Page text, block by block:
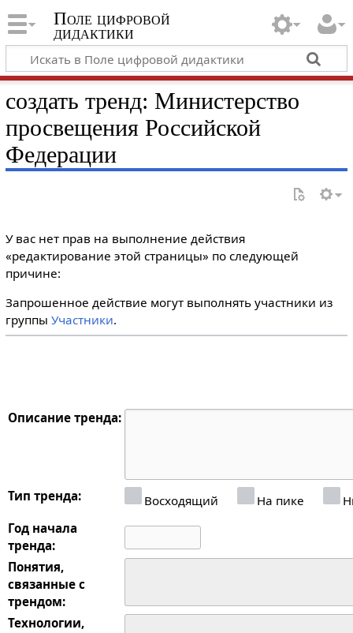
Поле цифровой
дидактики
создать тренд: Министерство
просвещения Российской
Федерации
У вас нет прав на выполнение действия
«редактирование этой страницы» по следующей
причине:
Запрошенное действие могут выполнять участники из
группы Участники.
Описание тренда:
Тип тренда: Восходящий На пике
Год начала
тренда:
Понятия,
связанные с
трендом:
Технологии,